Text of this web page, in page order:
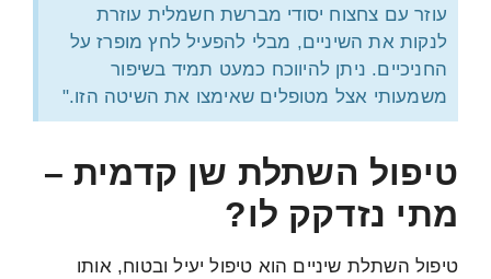
עוזר עם צחצוח יסודי מברשת חשמלית עוזרת
לנקות את השיניים, מבלי להפעיל לחץ מופרז על
החניכיים. ניתן להיווכח כמעט תמיד בשיפור
משמעותי אצל מטופלים שאימצו את השיטה הזו."
טיפול השתלת שן קדמית –
מתי נזדקק לו?
טיפול השתלת שיניים הוא טיפול יעיל ובטוח, אותו